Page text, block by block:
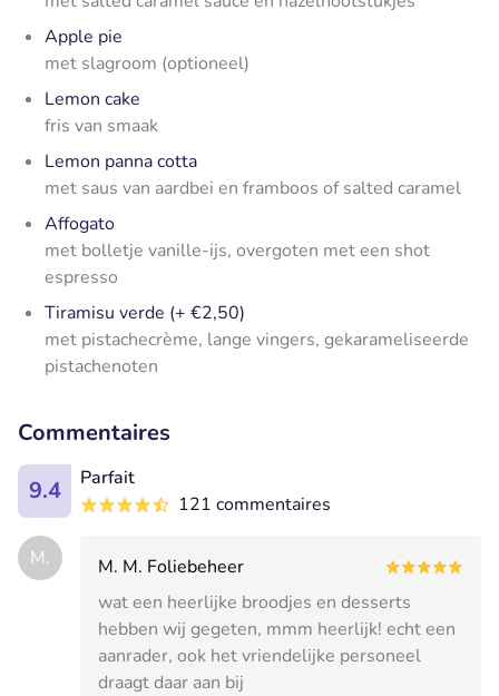
Apple pie
met slagroom (optioneel)
Lemon cake
fris van smaak
Lemon panna cotta
met saus van aardbei en framboos of salted caramel
Affogato
met bolletje vanille-ijs, overgoten met een shot
espresso
Tiramisu verde (+ €2,50)
met pistachecrème, lange vingers, gekarameliseerde
pistachenoten
Commentaires
9.4
Parfait
121 commentaires
M.
M. M. Foliebeheer
wat een heerlijke broodjes en desserts
hebben wij gegeten, mmm heerlijk! echt een
aanrader, ook het vriendelijke personeel
draagt daar aan bij